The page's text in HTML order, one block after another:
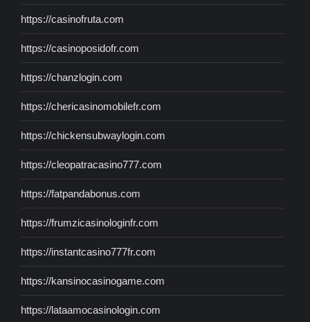
https://casinofruta.com
https://casinoposidofr.com
https://chanzlogin.com
https://chericasinomobilefr.com
https://chickensubwaylogin.com
https://cleopatracasino777.com
https://fatpandabonus.com
https://frumzicasinologinfr.com
https://instantcasino777fr.com
https://kansinocasinogame.com
https://lataamocasinologin.com